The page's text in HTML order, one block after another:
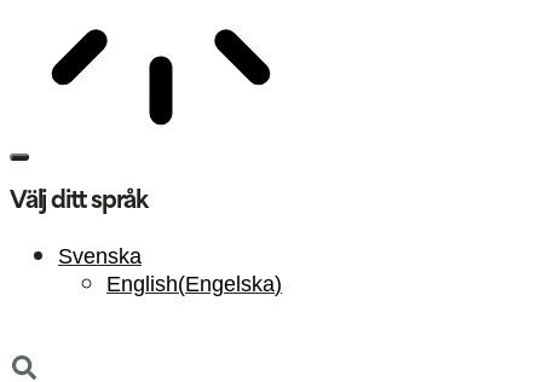
Välj ditt språk
Svenska
English(Engelska)